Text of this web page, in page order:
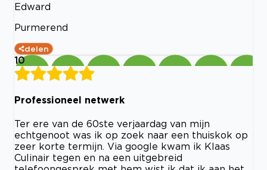
Edward
Purmerend
delen
10
Professioneel netwerk
Ter ere van de 60ste verjaardag van mijn
echtgenoot was ik op zoek naar een thuiskok op
zeer korte termijn. Via google kwam ik Klaas
Culinair tegen en na een uitgebreid